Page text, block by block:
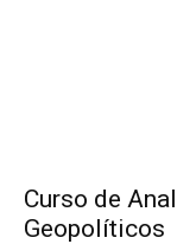
Curso de
Geopolíticos